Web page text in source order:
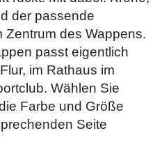
der passende
Zentrum des Wappens.
passt eigentlich
im Rathaus im
Wählen Sie
Farbe und Größe
Seite